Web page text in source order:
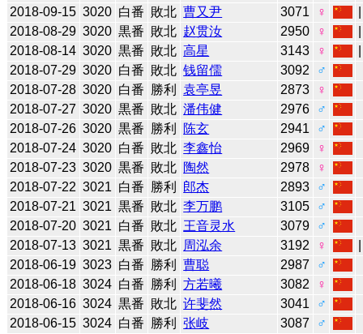
2018-09-15 3020 白番 敗北 曹又尹 3071 ♀
2018-08-29 3020 黒番 敗北 赵贯汝 2950 ♀
2018-08-14 3020 黒番 敗北 高星 3143 ♀
2018-07-29 3020 白番 敗北 钱留儒 3092
♂
2018-07-28 3020 白番 勝利 袁亭昱 2873
♀
2018-07-27 3020 黒番 敗北 潘伟健 2976
♂
2018-07-26 3020 黒番 勝利 陈玄 2941
♂
2018-07-24 3020 白番 敗北 李鑫怡 2969
♀
2018-07-23 3020 黒番 敗北 陶然 2978
♀
2018-07-22 3021 白番 勝利 郎杰 2893
♂
2018-07-21 3021 黒番 敗北 李万鹏 3105
♂
2018-07-20 3021 白番 敗北 王音灵水 3079
♂
2018-07-13 3021 黒番 敗北 周泓余 3192 ♀
2018-06-19 3023 白番 勝利 曹聪 2987
♂
2018-06-18 3024 白番 勝利 方若曦 3082
♀
2018-06-16 3024 黒番 敗北 许斐然 3041
♂
2018-06-15 3024 白番 勝利 张岐 3087
♂